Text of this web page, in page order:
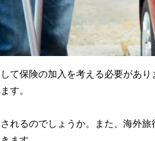
て保険の加入を考える必要があ
す。
れるのでしょうか。また、海外